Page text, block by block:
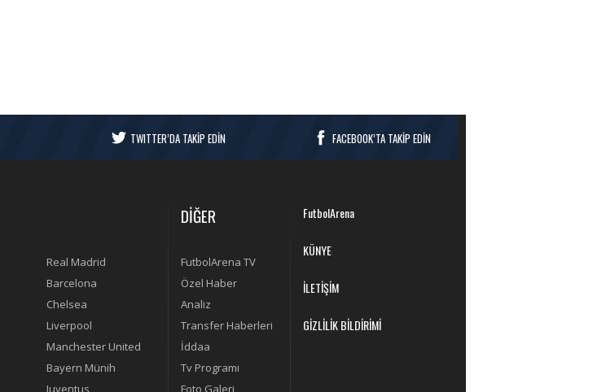
TWITTER’DA TAKİP EDİN FACEBOOK’TA TAKİP EDİN
Real Madrid
Barcelona
Chelsea
Liverpool
Manchester United
Bayern Münih
Juventus
DİĞER
FutbolArena TV
Özel Haber
Analiz
Transfer Haberleri
İddaa
Tv Programı
Foto Galeri
FutbolArena
KÜNYE
İLETİŞİM
GİZLİLİK BİLDİRİMİ